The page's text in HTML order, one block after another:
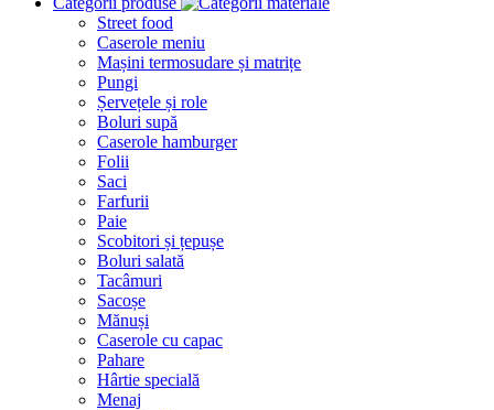
Street food
Caserole meniu
Mașini termosudare și matrițe
Pungi
Șervețele și role
Boluri supă
Caserole hamburger
Folii
Saci
Farfurii
Paie
Scobitori și țepușe
Boluri salată
Tacâmuri
Sacoșe
Mănuși
Caserole cu capac
Pahare
Hârtie specială
Menaj